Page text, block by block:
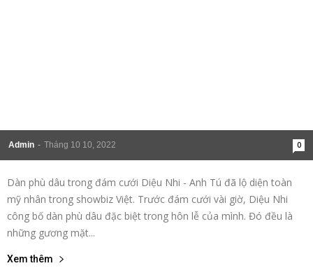
Admin - Tháng 10 10, 2022 0
Dàn phù dâu trong đám cưới Diệu Nhi - Anh Tú đã lộ diện toàn
mỹ nhân trong showbiz Việt. Trước đám cưới vài giờ, Diệu Nhi
công bố dàn phù dâu đặc biệt trong hôn lễ của mình. Đó đều là
những gương mặt...
Xem thêm